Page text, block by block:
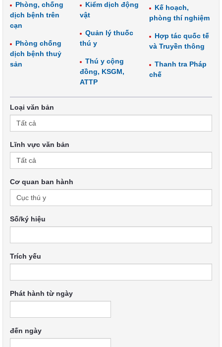
Phòng, chống
dịch bệnh trên
cạn
Phòng chống
dịch bệnh thuỷ
sản
Kiểm dịch động
vật
Quản lý thuốc
thú y
Thú y cộng
đồng, KSGM,
ATTP
Kế hoạch,
phòng thí nghiệm
Hợp tác quốc tế
và Truyền thông
Thanh tra Pháp
chế
Loại văn bản
Lĩnh vực văn bản
Cơ quan ban hành
Số/ký hiệu
Trích yếu
Phát hành từ ngày
đến ngày